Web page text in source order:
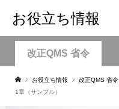
お役立ち情報
改正QMS 省令
お役立ち情報 改正QMS 省令
1章（サンプル）